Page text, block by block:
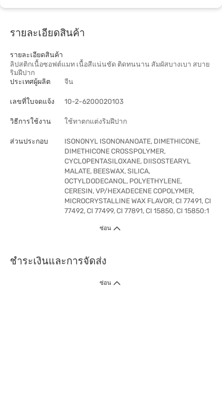
รายละเอียดสินค้า
รายละเอียดสินค้า
ลิปสติกเนื้อซอฟต์แมท เนื้อสีแน่นชัด ติดทนนาน สัมผัสบางเบา สบาย
ริมฝีปาก
ประเทศผู้ผลิต
จีน
เลขที่ใบจดแจ้ง 10-2-6200020103
วิธีการใช้งาน ใช้ทาตกแต่งริมฝีปาก
ส่วนประกอบ
ISONONYL ISONONANOATE, DIMETHICONE,
DIMETHICONE CROSSPOLYMER,
CYCLOPENTASILOXANE, DIISOSTEARYL
MALATE, BEESWAX, SILICA,
OCTYLDODECANOL, POLYETHYLENE,
CERESIN, VP/HEXADECENE COPOLYMER,
MICROCRYSTALLINE WAX FLAVOR, CI 77491, CI
77492, CI 77499, CI 77891, CI 15850, CI 15850:1
ซ่อน
ชำระเงินและการจัดส่ง
ซ่อน